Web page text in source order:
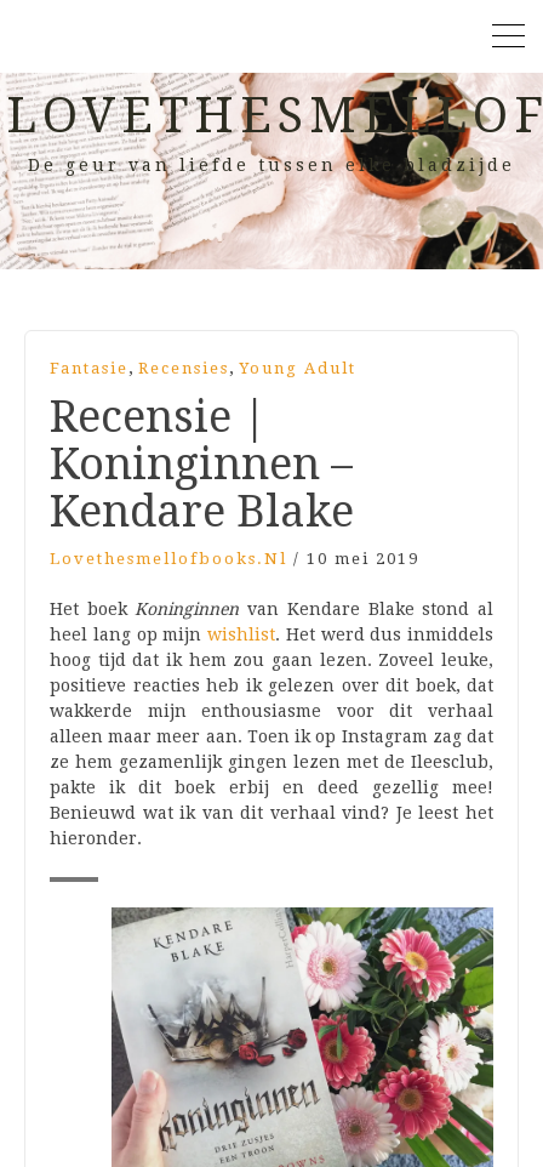
De geur van liefde tussen elke bladzijde
Fantasie , Recensies , Young Adult
Recensie |
Koninginnen –
Kendare Blake
Lovethesmellofbooks.nl / 10 mei 2019
Het boek Koninginnenvan Kendare Blake stond al
heel lang op mijn wishlist. Het werd dus inmiddels
hoog tijd dat ik hem zou gaan lezen. Zoveel leuke,
positieve reacties heb ik gelezen over dit boek, dat
wakkerde mijn enthousiasme voor dit verhaal
alleen maar meer aan. Toen ik op Instagram zag dat
ze hem gezamenlijk gingen lezen met de Ileesclub,
pakte ik dit boek erbij en deed gezellig mee!
Benieuwd wat ik van dit verhaal vind? Je leest het
hieronder.